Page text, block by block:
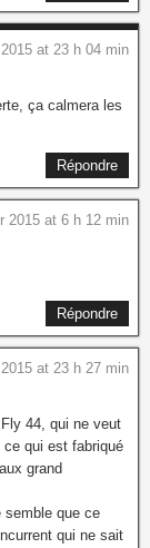
at 23 h 04 min
ça calmera les
Répondre
2015 at 6 h 12 min
Répondre
at 23 h 27 min
44, qui ne veut
qui est fabriqué
grand
semble que ce
qui ne sait